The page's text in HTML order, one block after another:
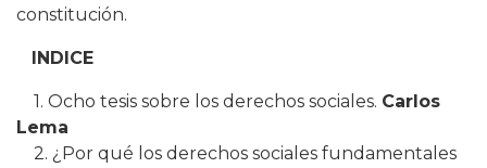
constitución.
INDICE
1. Ocho tesis sobre los derechos sociales. Carlos
Lema
2. ¿Por qué los derechos sociales fundamentales